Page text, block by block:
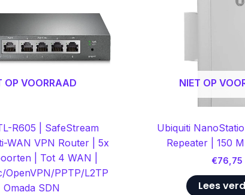
OP VOORRAAD
R605 | SafeStream
WAN VPN Router | 5x
| Tot 4 WAN |
OpenVPN/PPTP/L2TP
| Omada SDN
NIET OP
Ubiquiti
Repeater | 150
€76,75
Lees